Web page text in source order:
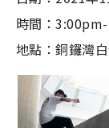
時間：
地點：銅鑼灣